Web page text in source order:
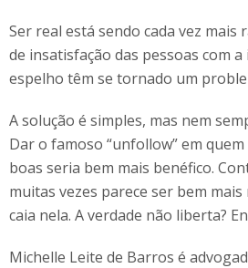
Ser real está sendo cada vez mais
de insatisfação das pessoas com
espelho têm se tornado um
A solução é simples, mas nem
Dar o famoso “unfollow” em
boas seria bem mais benéfico.
muitas vezes parece ser bem
caia nela. A verdade não liberta?
Michelle Leite de Barros é